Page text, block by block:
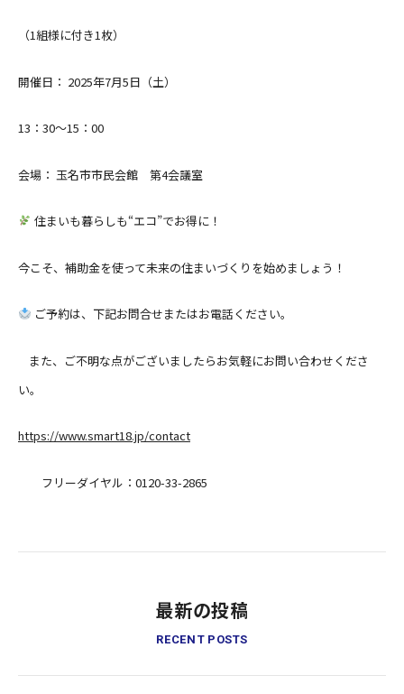
（1組様に付き1枚）
開催日： 2025年7月5日（土）
13：30～15：00
会場： 玉名市市民会館 第4会議室
住まいも暮らしも“エコ”でお得に！
今こそ、補助金を使って未来の住まいづくりを始めましょう！
ご予約は、下記お問合せまたはお電話ください。
また、ご不明な点がございましたらお気軽にお問い合わせくださ
い。
https://www.smart18.jp/contact
フリーダイヤル：0120-33-2865
最新の投稿
RECENT POSTS